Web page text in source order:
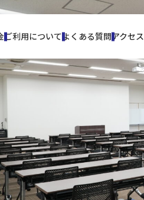
ご利用についてよくある質問アクセス